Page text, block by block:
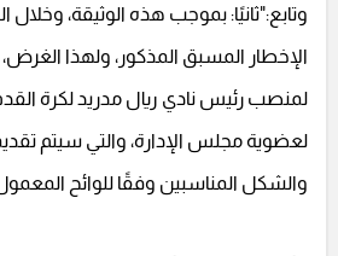
وتابع:"ثانيًا: بموجب هذه الوثيقة، وخلال
الإخطار المسبق المذكور، ولهذا الغرض،
لمنصب رئيس نادي ريال مدريد لكرة
لعضوية مجلس الإدارة، والتي سيتم
والشكل المناسبين وفقًا للوائح